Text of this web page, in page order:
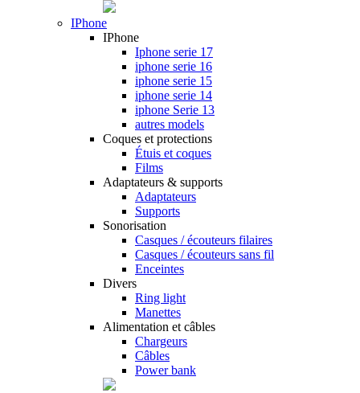
IPhone
IPhone
Iphone serie 17
iphone serie 16
iphone serie 15
iphone serie 14
iphone Serie 13
autres models
Coques et protections
Étuis et coques
Films
Adaptateurs & supports
Adaptateurs
Supports
Sonorisation
Casques / écouteurs filaires
Casques / écouteurs sans fil
Enceintes
Divers
Ring light
Manettes
Alimentation et câbles
Chargeurs
Câbles
Power bank